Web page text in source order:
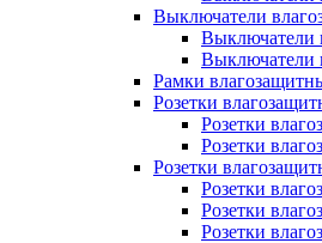
Выключатели
Выключатели
Выключатели
Рамки
Розетки
Розетки
Розетки
Розетки
Розетки
Розетки
Розетки